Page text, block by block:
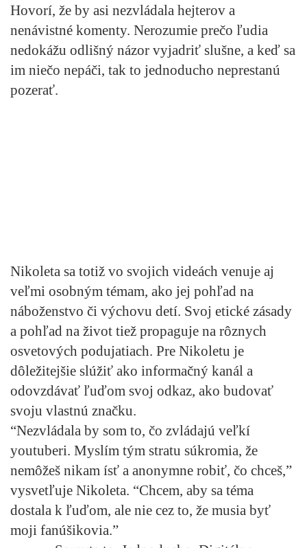
Hovorí, že by asi nezvládala hejterov a
nenávistné komenty. Nerozumie prečo ľudia
nedokážu odlišný názor vyjadriť slušne, a keď sa
im niečo nepáči, tak to jednoducho neprestanú
pozerať.
Nikoleta sa totiž vo svojich videách venuje aj
veľmi osobným témam, ako jej pohľad na
náboženstvo či výchovu detí. Svoj etické zásady
a pohľad na život tiež propaguje na rôznych
osvetových podujatiach. Pre Nikoletu je
dôležitejšie slúžiť ako informačný kanál a
odovzdávať ľuďom svoj odkaz, ako budovať
svoju vlastnú značku.
“Nezvládala by som to, čo zvládajú veľkí
youtuberi. Myslím tým stratu súkromia, že
nemôžeš nikam ísť a anonymne robiť, čo chceš,”
vysvetľuje Nikoleta. “Chcem, aby sa téma
dostala k ľuďom, ale nie cez to, že musia byť
moji fanúšikovia.”